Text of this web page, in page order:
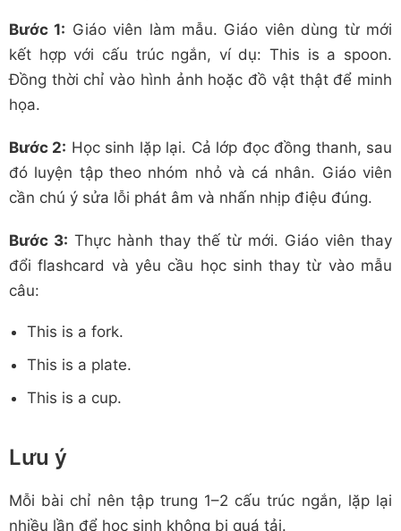
Bước 1: Giáo viên làm mẫu. Giáo viên dùng từ mới
kết hợp với cấu trúc ngắn, ví dụ: This is a spoon.
Đồng thời chỉ vào hình ảnh hoặc đồ vật thật để minh
họa.
Bước 2: Học sinh lặp lại. Cả lớp đọc đồng thanh, sau
đó luyện tập theo nhóm nhỏ và cá nhân. Giáo viên
cần chú ý sửa lỗi phát âm và nhấn nhịp điệu đúng.
Bước 3: Thực hành thay thế từ mới. Giáo viên thay
đổi flashcard và yêu cầu học sinh thay từ vào mẫu
câu:
This is a fork.
This is a plate.
This is a cup.
Lưu ý
Mỗi bài chỉ nên tập trung 1–2 cấu trúc ngắn, lặp lại
nhiều lần để học sinh không bị quá tải.